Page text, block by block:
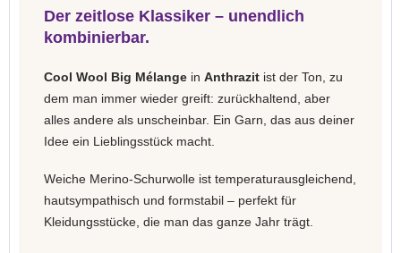
Der zeitlose Klassiker – unendlich
kombinierbar.
Cool Wool Big Mélange in Anthrazit ist der Ton, zu
dem man immer wieder greift: zurückhaltend, aber
alles andere als unscheinbar. Ein Garn, das aus deiner
Idee ein Lieblingsstück macht.
Weiche Merino-Schurwolle ist temperaturausgleichend,
hautsympathisch und formstabil – perfekt für
Kleidungsstücke, die man das ganze Jahr trägt.